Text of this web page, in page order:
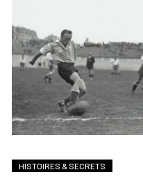
HISTOIRES & SECRETS